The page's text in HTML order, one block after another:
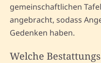
gemeinschaftlichen
angebracht, sodass
Gedenken haben.
Welche